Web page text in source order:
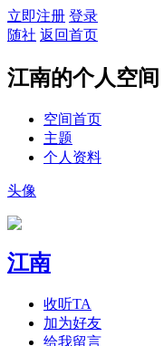
立即注册 登录
随社 返回首页
江南的个人空间
空间首页
主题
个人资料
头像
江南
收听TA
加为好友
给我留言